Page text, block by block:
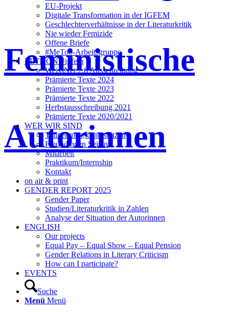
Feministische
Autorinnen
EU-Projekt
Digitale Transformation in der IGFEM
Geschlechterverhältnisse in der Literaturkritik
Nie wieder Femizide
Offene Briefe
#MeToo-Arbeitsgruppe
EDITION ≠igfem
WeissNet 2.6 Ausschreibung
Prämierte Texte 2024
Prämierte Texte 2023
Prämierte Texte 2022
Herbstausschreibung 2021
Prämierte Texte 2020/2021
WER WIR SIND
Teilnehmen, unterstützen
Freundinnen Seiten
Mitarbeit
Praktikum/Internship
Kontakt
on air & print
GENDER REPORT 2025
Gender Paper
Studien/Literaturkritik in Zahlen
Analyse der Situation der Autorinnen
ENGLISH
Our projects
Equal Pay – Equal Show – Equal Pension
Gender Relations in Literary Criticism
How can I participate?
EVENTS
Suche
Menü Menü